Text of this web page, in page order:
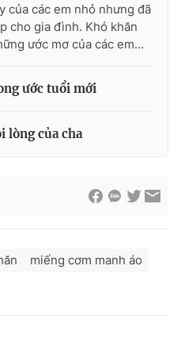
của các em nhỏ nhưng đã
cho gia đình. Khó khăn
ước mơ của các em...
ước tuổi mới
lòng của cha
miếng cơm manh áo